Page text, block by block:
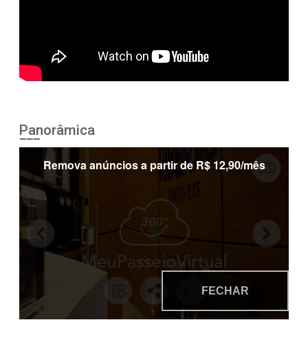
Panorâmica